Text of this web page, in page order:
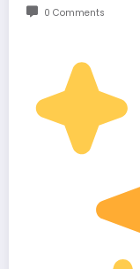
0 Comments